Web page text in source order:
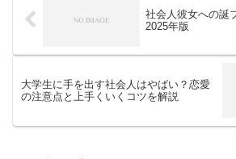
社会人彼女への誕
2025年版
大学生に手を出す社会人はやばい？恋愛
の注意点と上手くいくコツを解説